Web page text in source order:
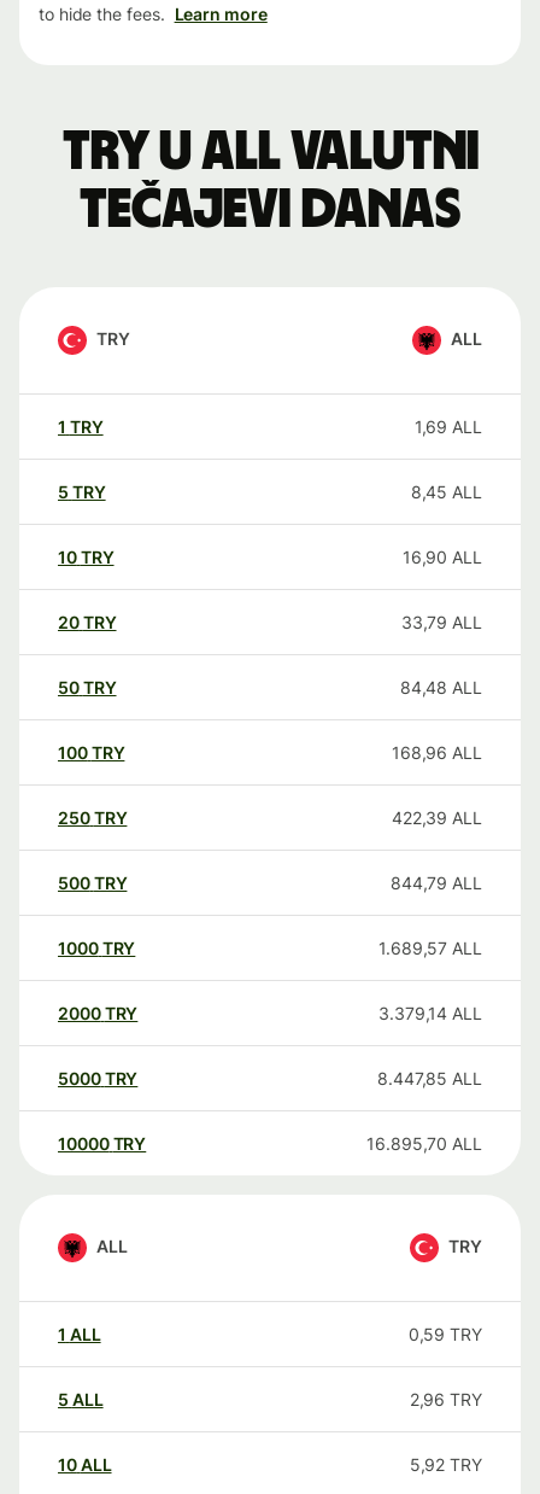
to hide the fees. Learn more
TRY u ALL valutni
tečajevi danas
TRY ALL
1 TRY 1,69 ALL
5 TRY 8,45 ALL
10TRY 16,90 ALL
20TRY 33,79 ALL
50TRY 84,48 ALL
100TRY 168,96 ALL
250TRY 422,39 ALL
500TRY 844,79 ALL
1000TRY 1.689,57 ALL
2000TRY 3.379,14 ALL
5000TRY 8.447,85 ALL
10000 TRY 16.895,70 ALL
ALL TRY
1 ALL 0,59 TRY
5 ALL 2,96 TRY
10ALL 5,92 TRY